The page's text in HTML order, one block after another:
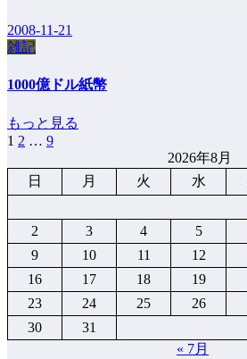
2008-11-21
雑記
1000億ドル紙幣
もっと見る
投
稿
の
ジ
送
り
1 2 … 9
2026年8月
日
月 火 水
2
3 4 5
9
10 11 12
16
17 18 19
23
24 25 26
30
31
« 7月